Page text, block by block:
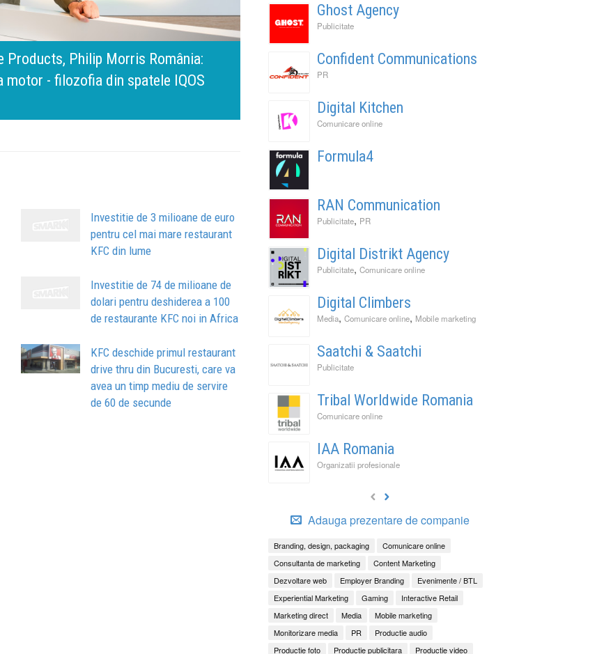
Benz. Ramona Pîrlog: Cel mai important „test al
constant, dar cu aceeași responsabilitate fațăBring It Back, Pepsi! Nostalgia anilor 2000 devine o
Brandurile nu mai concurează prin experiențe. Concurează
apartenență
Business to Human. Cum construiește George Brand Love
Investitie de 3 milioane de euro
pentru cel mai mare restaurant
KFC din lume
Investitie de 74 de milioane de
dolari pentru deshiderea a 100
de restaurante KFC noi in Africa
KFC deschide primul restaurant
drive thru din Bucuresti, care va
avea un timp mediu de servire
de 60 de secunde
Ghost Agency
Publicitate
Confident Communications
PR
Digital Kitchen
Comunicare online
Formula4
RAN Communication
Publicitate, PR
Digital Distrikt Agency
Publicitate, Comunicare online
Digital Climbers
Media, Comunicare online, Mobile marketing
Saatchi & Saatchi
Publicitate
Tribal Worldwide Romania
Comunicare online
IAA Romania
Organizatii profesionale
Adauga prezentare de companie
Branding, design, packaging
Comunicare online
Consultanta de marketing
Content Marketing
Dezvoltare web
Employer Branding
Evenimente / BTL
Experiential Marketing
Gaming
Interactive Retail
Marketing direct
Media
Mobile marketing
Monitorizare media
PR
Productie audio
Productie foto
Productie publicitara Productie video